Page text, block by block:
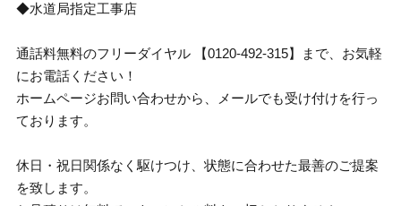
◆水道局指定工事店
通話料無料のフリーダイヤル 【0120-492-315】まで、お気軽
にお電話ください！
ホームページお問い合わせから、メールでも受け付けを行っ
ております。
休日・祝日関係なく駆けつけ、状態に合わせた最善のご提案
を致します。